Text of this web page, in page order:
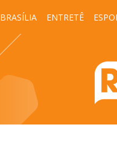
BRASÍLIA ENTRETÊ